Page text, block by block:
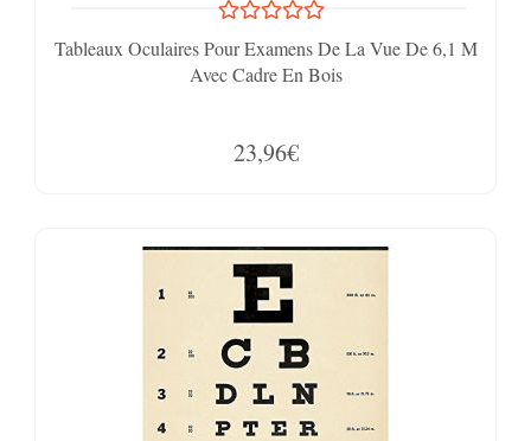
Tableaux Oculaires Pour Examens De La Vue De 6,1 M
Avec Cadre En Bois
23,96€